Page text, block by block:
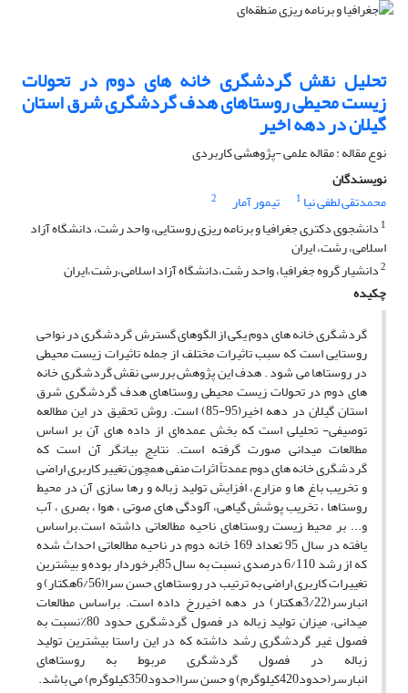
تحلیل نقش گردشگری خانه های دوم در تحولات
زیست محیطی روستاهای هدف گردشگری شرق استان
گیلان در دهه اخیر
نوع مقاله : مقاله علمی -پژوهشی کاربردی
نویسندگان
محمدتقی لطفی نیا 1 تیمور آمار
2
1 دانشجوی دکتری جغرافیا و برنامه ریزی روستایی، واحد رشت، دانشگاه آزاد
اسلامی، رشت، ایران
2دانشیار گروه جغرافیا، واحد رشت،دانشگاه آزاد اسلامی،رشت،ایران
چکیده
گردشگری خانه های دوم یکی از الگوهای گسترش گردشگری در نواحی
روستایی است که سبب تاثیرات مختلف از جمله تاثیرات زیست محیطی
در روستاها می شود . هدف این پژوهش بررسی نقش گردشگری خانه
های دوم در تحولات زیست محیطی روستاهای هدف گردشگری شرق
استان گیلان در دهه اخیر(95-85) است. روش تحقیق در این مطالعه
توصیفی- تحلیلی است که بخش عمده‌ای از داده های آن بر اساس
مطالعات میدانی صورت گرفته است. نتایج بیانگر آن است که
گردشگری خانه های دوم عمدتاً اثرات منفی همچون تغییر کاربری اراضی
و تخریب باغ ها و مزارع، افزایش تولید زباله و رها سازی آن در محیط
روستاها ، تخریب پوشش گیاهی، آلودگی های صوتی ، هوا ، بصری ، آب
و... بر محیط زیست روستاهای ناحیه مطالعاتی داشته است.براساس
یافته در سال 95 تعداد 169 خانه دوم در ناحیه مطالعاتی احداث شده
که از رشد 6/110 درصدی نسبت به سال 85برخوردار بوده و بیشترین
تغییرات کاربری اراضی به ترتیب در روستاهای حسن سرا(6/56هکتار) و
انبارسر(3/22هکتار) در دهه اخیررخ داده است. براساس مطالعات
میدانی، میزان تولید زباله در فصول گردشگری حدود 80٪نسبت به
فصول غیر گردشگری رشد داشته که در این راستا بیشترین تولید
زباله در فصول گردشگری مربوط به روستاهای
انبارسر(حدود420کیلوگرم) و حسن سرا(حدود350کیلوگرم) می باشد.